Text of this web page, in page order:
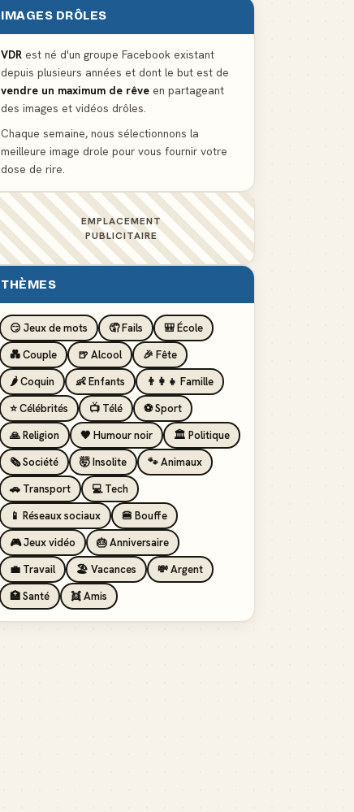
IMAGES DRÔLES
VDR est né d'un groupe Facebook existant
depuis plusieurs années et dont le but est de
vendre un maximum de rêve en partageant
des images et vidéos drôles.
Chaque semaine, nous sélectionnons la
meilleure image drole pour vous fournir votre
dose de rire.
EMPLACEMENT
PUBLICITAIRE
THÈMES
😏 Jeux de mots 🤦 Fails
🎒 École
💑 Couple
🍺 Alcool
🎉 Fête
🌶️ Coquin
👶 Enfants
👨‍👩‍👧 Famille
⭐ Célébrités
📺 Télé
⚽ Sport
🙏 Religion
🖤 Humour noir
🏛️ Politique
🗞️ Société
🤯 Insolite
🐾 Animaux
🚗 Transport
💻 Tech
📱 Réseaux sociaux
🍔 Bouffe
🎮 Jeux vidéo
🎂 Anniversaire
💼 Travail
🏖️ Vacances
💸 Argent
🏥 Santé
👯 Amis